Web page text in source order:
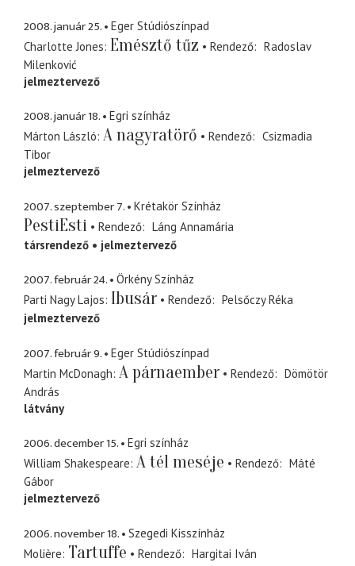
2008. január 25.
Eger Stúdiószínpad
Charlotte Jones Emésztő tűz Rendező
Radoslav
Milenković
jelmeztervező
2008. január 18.
Egri színház
Márton László A nagyratörő Rendező
Csizmadia
Tibor
jelmeztervező
2007. szeptember 7. Krétakör Színház
PestiEsti Rendező
Láng Annamária
társrendező
jelmeztervező
2007. február 24.
Örkény Színház
Parti Nagy Lajos Ibusár Rendező
Pelsőczy Réka
jelmeztervező
2007. február 9.
Eger Stúdiószínpad
Martin McDonagh A párnaember Rendező
Dömötör
András
látvány
2006. december 15.
Egri színház
William Shakespeare A tél meséje Rendező
Máté
Gábor
jelmeztervező
2006. november 18.
Szegedi Kisszínház
Molière Tartuffe Rendező
Hargitai Iván